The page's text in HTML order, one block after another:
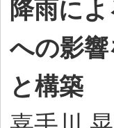
降雨に
への影
と構築